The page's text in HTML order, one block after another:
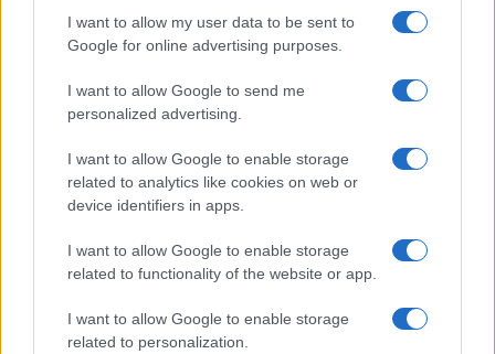
I want to allow my user data to be sent to
Google for online advertising purposes.
I want to allow Google to send me
personalized advertising.
I want to allow Google to enable storage
related to analytics like cookies on web or
device identifiers in apps.
I want to allow Google to enable storage
related to functionality of the website or app.
I want to allow Google to enable storage
related to personalization.
tracker giusto
Camilla Fiore · 8 Ago 2026
FITNESS